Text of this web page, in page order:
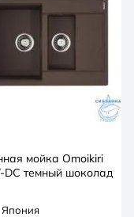
мойка Omoikiri
DC темный шоколад
Япония